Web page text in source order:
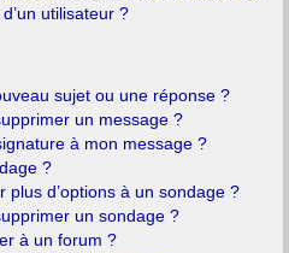
utilisateur ?
sujet ou une réponse ?
un message ?
à mon message ?
?
plus d’options à un sondage ?
un sondage ?
à un forum ?